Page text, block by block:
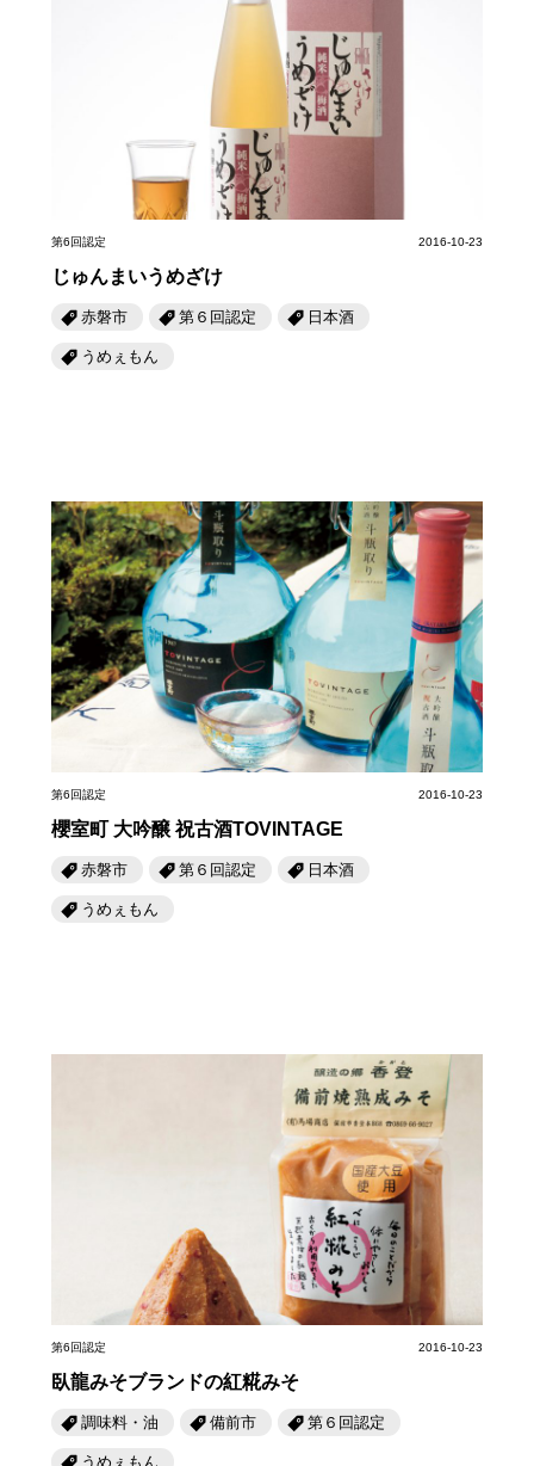
第6回認定 2016-10-23
じゅんまいうめざけ
赤磐市 第６回認定 日本酒
うめぇもん
第6回認定 2016-10-23
櫻室町 大吟醸 祝古酒TOVINTAGE
赤磐市 第６回認定 日本酒
うめぇもん
第6回認定 2016-10-23
臥龍みそブランドの紅糀みそ
調味料・油 備前市 第６回認定
うめぇもん